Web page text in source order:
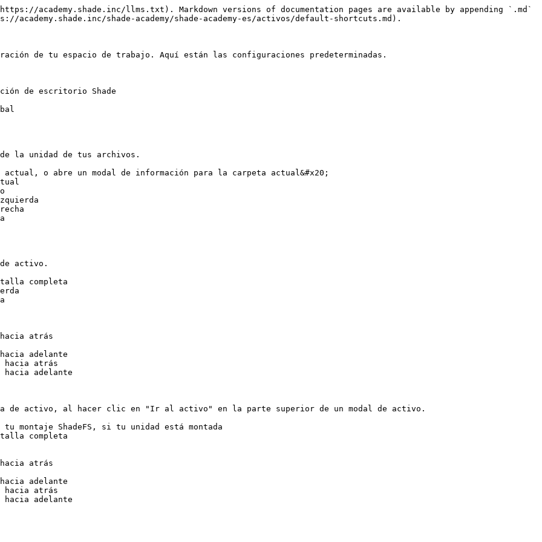
academy.shade.inc/llms.txt). Markdown versions of documentation pages are available by appending `.md`
shade-academy/shade-academy-es/activos/default-shortcuts.md).
de tu espacio de trabajo. Aquí están las configuraciones predeterminadas.
de escritorio Shade
la unidad de tus archivos.
o abre un modal de información para la carpeta actual&#x20;
activo.
completa
atrás
adelante
hacia atrás
adelante
de activo, al hacer clic en "Ir al activo" en la parte superior de un modal de activo.
ShadeFS, si tu unidad está montada
completa
atrás
adelante
hacia atrás
adelante